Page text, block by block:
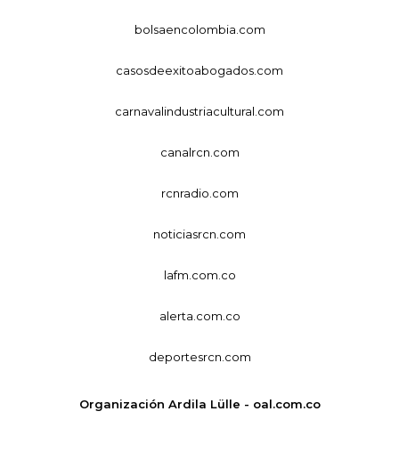
bolsaencolombia.com
casosdeexitoabogados.com
carnavalindustriacultural.com
canalrcn.com
rcnradio.com
noticiasrcn.com
lafm.com.co
alerta.com.co
deportesrcn.com
Organización Ardila Lülle - oal.com.co